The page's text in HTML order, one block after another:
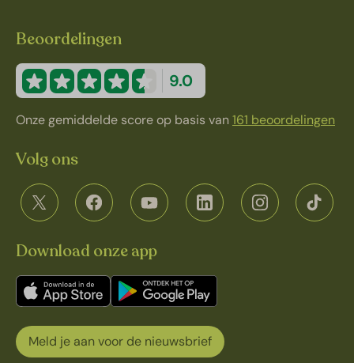
Beoordelingen
9.0
Onze gemiddelde score op basis van161 beoordelingen
Volg ons
Download onze app
Meld je aan voor de nieuwsbrief